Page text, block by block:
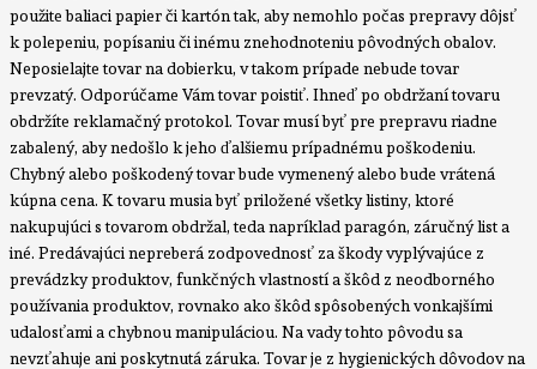
použite baliaci papier či kartón tak, aby nemohlo počas prepravy dôjsť
k polepeniu, popísaniu či inému znehodnoteniu pôvodných obalov.
Neposielajte tovar na dobierku, v takom prípade nebude tovar
prevzatý. Odporúčame Vám tovar poistiť. Ihneď po obdržaní tovaru
obdržíte reklamačný protokol. Tovar musí byť pre prepravu riadne
zabalený, aby nedošlo k jeho ďalšiemu prípadnému poškodeniu.
Chybný alebo poškodený tovar bude vymenený alebo bude vrátená
kúpna cena. K tovaru musia byť priložené všetky listiny, ktoré
nakupujúci s tovarom obdržal, teda napríklad paragón, záručný list a
iné. Predávajúci nepreberá zodpovednosť za škody vyplývajúce z
prevádzky produktov, funkčných vlastností a škôd z neodborného
používania produktov, rovnako ako škôd spôsobených vonkajšími
udalosťami a chybnou manipuláciou. Na vady tohto pôvodu sa
nevzťahuje ani poskytnutá záruka. Tovar je z hygienických dôvodov na